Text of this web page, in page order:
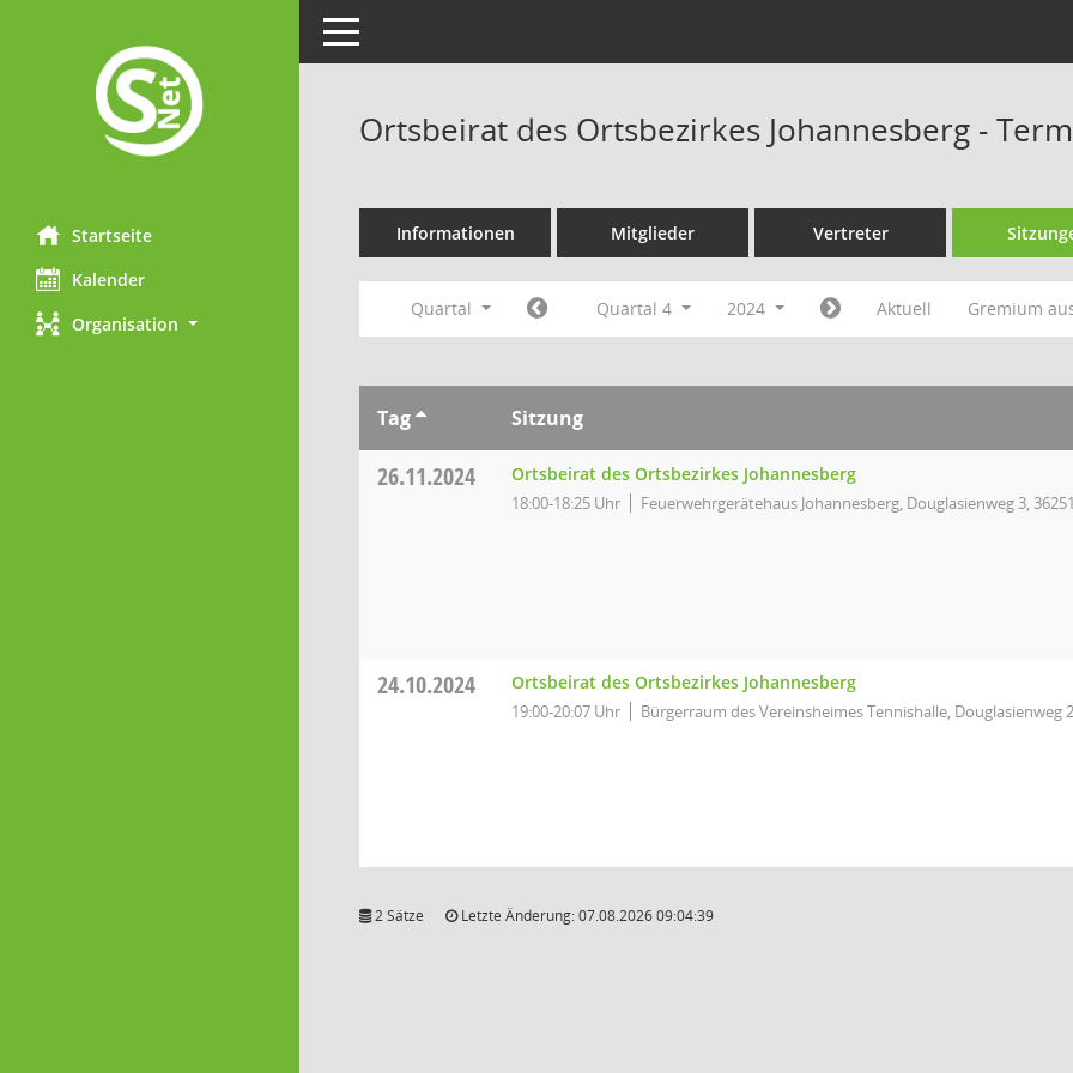
Startseite
Kalender
Organisation
Toggle navigation
Ortsbeirat des Ortsbezirkes Johannesberg -
Informationen Mitglieder Vertreter
Quartal Quartal 4 2024 Aktuell Gremium
Tag Sitzung
26.11.2024 Ortsbeirat des Ortsbezirkes Johannesberg
18:00-18:25 Uhr Feuerwehrgerätehaus Johannesberg, Douglasienweg 3,
24.10.2024 Ortsbeirat des Ortsbezirkes Johannesberg
19:00-20:07 Uhr Bürgerraum des Vereinsheimes Tennishalle, Douglasienweg
2 Sätze Letzte Änderung: 07.08.2026 09:04:39